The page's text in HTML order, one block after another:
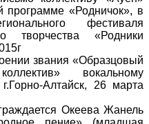
программе «Родничок», в
фестиваля
творчества «Родники
звания «Образцовый
вокальному
Алтайск, 26 марта
Океева Жанель